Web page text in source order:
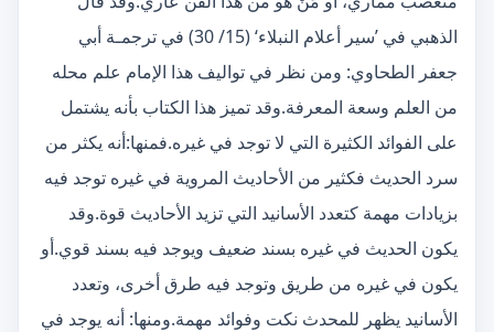
الذهبي في ’سير أعلام النبلاء‘ (15/ 30) في ترجمـة أبي
جعفر الطحاوي: ومن نظر في تواليف هذا الإمام علم محله
من العلم وسعة المعرفة.وقد تميز هذا الكتاب بأنه يشتمل
على الفوائد الكثيرة التي لا توجد في غيره.فمنها:أنه يكثر من
سرد الحديث فكثير من الأحاديث المروية في غيره توجد فيه
بزيادات مهمة كتعدد الأسانيد التي تزيد الأحاديث قوة.وقد
يكون الحديث في غيره بسند ضعيف ويوجد فيه بسند قوي.أو
يكون في غيره من طريق وتوجد فيه طرق أخرى، وتعدد
الأسانيد يظهر للمحدث نكت وفوائد مهمة.ومنها: أنه يوجد في